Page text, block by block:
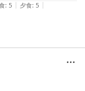
腹いっぱいいただくこと
場まで走って持ってきて
出になりました。ありが
: 5 | 夕食: 5 |